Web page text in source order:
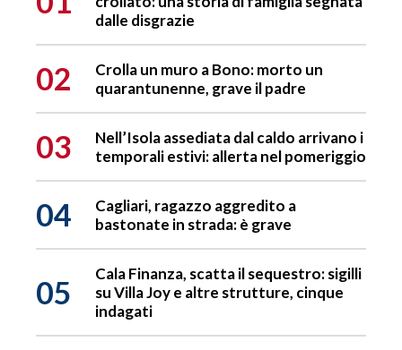
dalle disgrazie
02
Crolla un muro a Bono: morto un
quarantunenne, grave il padre
03
Nell’Isola assediata dal caldo arrivano i
temporali estivi: allerta nel pomeriggio
04
Cagliari, ragazzo aggredito a
bastonate in strada: è grave
05
Cala Finanza, scatta il sequestro: sigilli
su Villa Joy e altre strutture, cinque
indagati